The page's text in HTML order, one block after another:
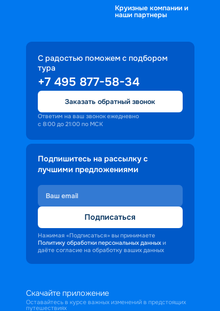
Круизные компании и
наши партнеры
С радостью поможем с подбором
тура
+7 495 877-58-34
Заказать обратный звонок
Ответим на ваш звонок ежедневно
с 8:00 до 21:00 по МСК
Подпишитесь на рассылку с
лучшими предложениями
Подписаться
Нажимая «Подписаться» вы принимаете
Политику обработки персональных данных и
даёте согласие на обработку ваших данных
Скачайте приложение
Оставайтесь в курсе важных изменений в предстоящих
путешествиях